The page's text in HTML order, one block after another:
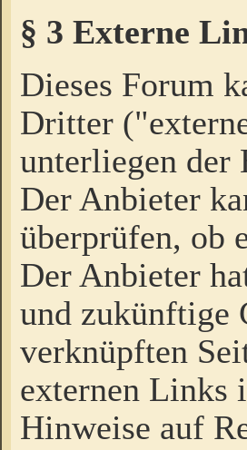
§ 3 Externe
Dieses Forum
Dritter
unterliegen der
Der Anbieter
überprüfen, ob
Der Anbieter
und zukünftige
verknüpften
externen Links
Hinweise auf